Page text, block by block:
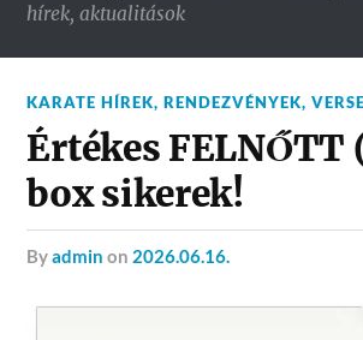
hírek, aktualitások
KARATE HÍREK,RENDEZVÉNYEK,
Értékes
box sikerek!
byadmin on 2026.06.16.